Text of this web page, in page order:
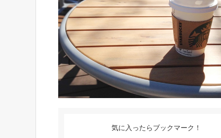
気に入ったらブックマーク！